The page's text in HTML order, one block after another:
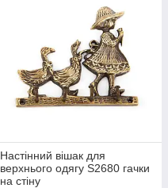
Настінний вішак для
верхнього одягу S2680 гачки
на стіну